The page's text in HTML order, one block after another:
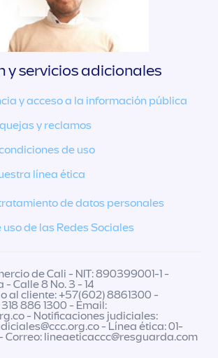
y servicios adicionales
y acceso a la información pública
y reclamos
de uso
línea ética
de datos personales
de las Redes Sociales
de Cali - NIT: 890399001-1 -
- Calle 8 No. 3 - 14
al cliente: +57(602) 8861300 -
886 1300 - Email:
- Notificaciones judiciales:
- Línea ética: 01-
Correo:lineaeticaccc@resguarda.com